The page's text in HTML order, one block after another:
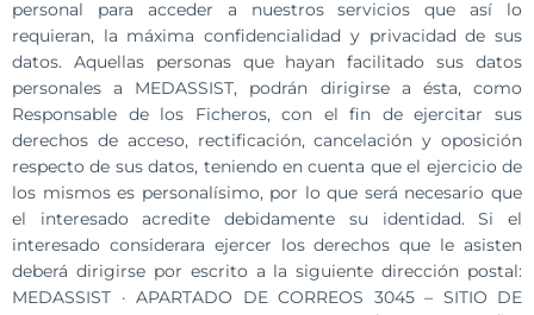
personal para acceder a nuestros servicios que así lo
requieran, la máxima confidencialidad y privacidad de sus
datos. Aquellas personas que hayan facilitado sus datos
personales a MEDASSIST, podrán dirigirse a ésta, como
Responsable de los Ficheros, con el fin de ejercitar sus
derechos de acceso, rectificación, cancelación y oposición
respecto de sus datos, teniendo en cuenta que el ejercicio de
los mismos es personalísimo, por lo que será necesario que
el interesado acredite debidamente su identidad. Si el
interesado considerara ejercer los derechos que le asisten
deberá dirigirse por escrito a la siguiente dirección postal:
MEDASSIST · APARTADO DE CORREOS 3045 – SITIO DE